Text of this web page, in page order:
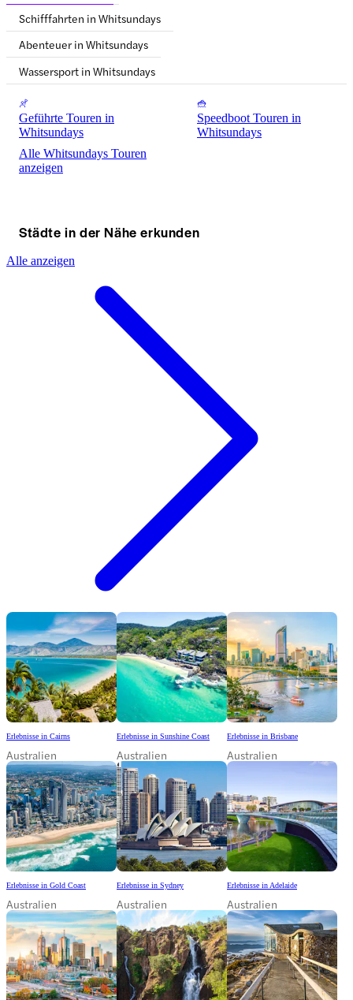
Schifffahrten in Whitsundays
Abenteuer in Whitsundays
Wassersport in Whitsundays
Geführte Touren in
Whitsundays
Speedboot Touren in
Whitsundays
Alle Whitsundays Touren
anzeigen
Städte in der Nähe erkunden
Alle anzeigen
Erlebnisse in Cairns
Australien
Erlebnisse in Sunshine Coast
Australien
Erlebnisse in Brisbane
Australien
Erlebnisse in Gold Coast
Australien
Erlebnisse in Sydney
Australien
Erlebnisse in Adelaide
Australien